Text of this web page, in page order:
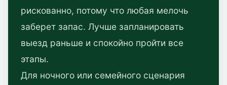
рискованно, потому что любая мелочь
заберет запас. Лучше запланировать
выезд раньше и спокойно пройти все
этапы.
Для ночного или семейного сценария